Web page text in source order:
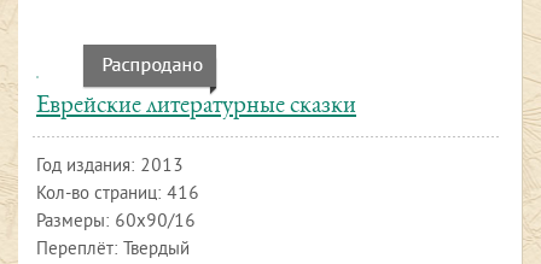
Еврейские литературные сказки
Год издания: 2013
Кол-во страниц: 416
Размеры: 60х90/16
Переплёт: Твердый